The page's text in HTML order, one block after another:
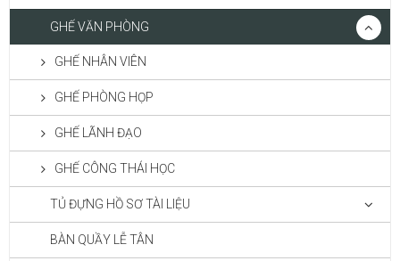
GHẾ VĂN PHÒNG
GHẾ NHÂN VIÊN
GHẾ PHÒNG HỌP
GHẾ LÃNH ĐẠO
GHẾ CÔNG THÁI HỌC
TỦ ĐỰNG HỒ SƠ TÀI LIỆU
BÀN QUẦY LỄ TÂN